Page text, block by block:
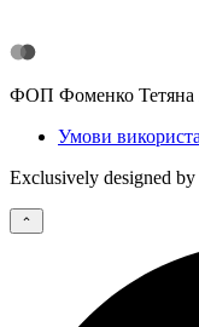
ФОП Фоменко Тетяна
Умови
Exclusively designed by